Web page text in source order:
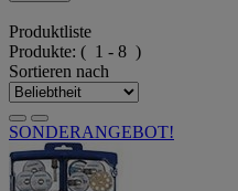
Produktliste
Produkte: ( 1 - 8 )
Sortieren nach
SONDERANGEBOT!